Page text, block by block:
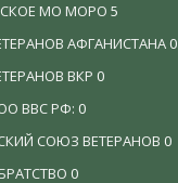
МО МОРО 5
АФГАНИСТАНА0
ВКР 0
ВВС РФ: 0
СОЮЗ ВЕТЕРАНОВ 0
0